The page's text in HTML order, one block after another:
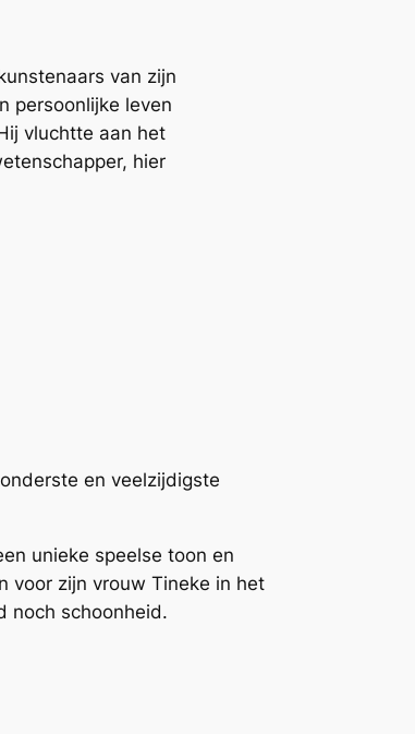
van zijn
persoonlijke leven
vluchtte aan het
hier
en veelzijdigste
unieke speelse toon en
voor zijn vrouw Tineke in het
noch schoonheid.